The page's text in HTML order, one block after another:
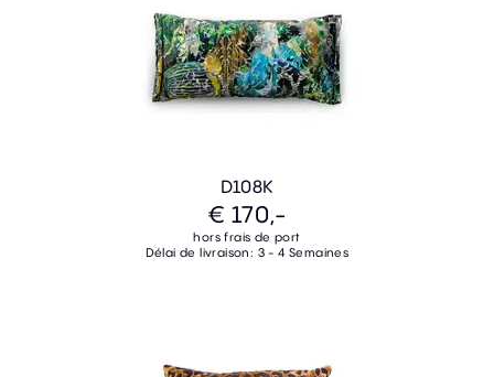
D108K
€ 170,-
hors frais de port
Délai de livraison: 3 - 4 Semaines